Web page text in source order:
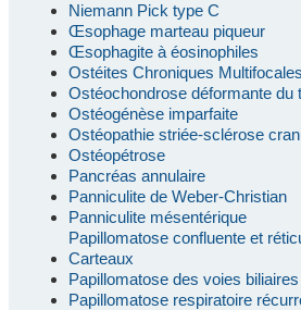
Niemann Pick type C
Œsophage marteau piqueur
Œsophagite à éosinophiles
Ostéites Chroniques
Ostéochondrose déformante du
Ostéogénèse imparfaite
Ostéopathie striée-sclérose
Ostéopétrose
Pancréas annulaire
Panniculite de Weber-Christian
Panniculite mésentérique
Papillomatose confluente et
Carteaux
Papillomatose des voies biliaires
Papillomatose respiratoire